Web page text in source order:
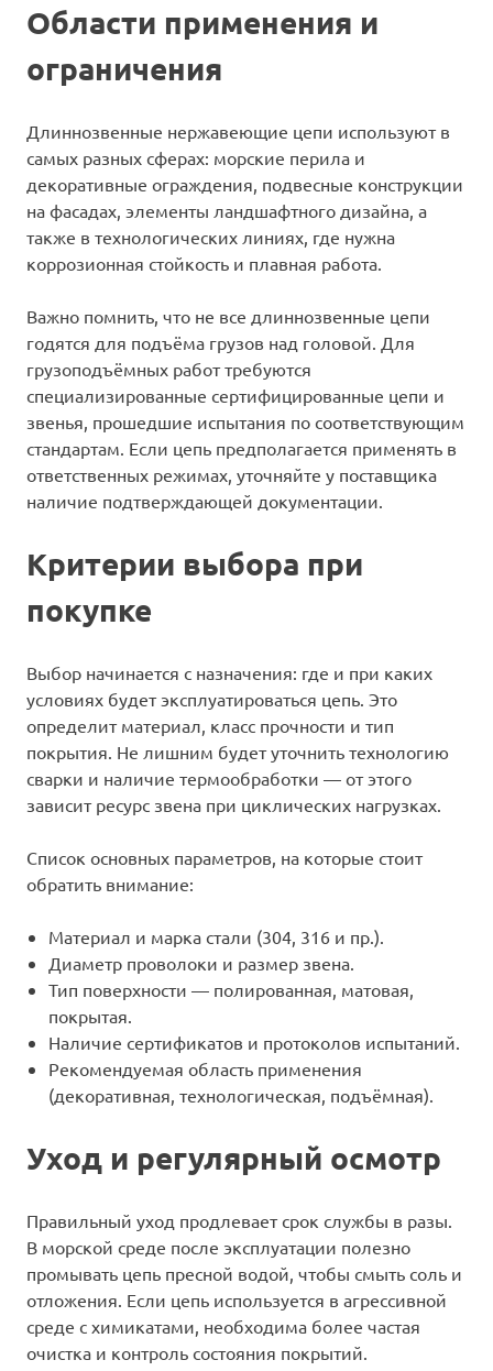
Области применения и
ограничения
Длиннозвенные нержавеющие цепи используют в
самых разных сферах: морские перила и
декоративные ограждения, подвесные конструкции
на фасадах, элементы ландшафтного дизайна, а
также в технологических линиях, где нужна
коррозионная стойкость и плавная работа.
Важно помнить, что не все длиннозвенные цепи
годятся для подъёма грузов над головой. Для
грузоподъёмных работ требуются
специализированные сертифицированные цепи и
звенья, прошедшие испытания по соответствующим
стандартам. Если цепь предполагается применять в
ответственных режимах, уточняйте у поставщика
наличие подтверждающей документации.
Критерии выбора при
покупке
Выбор начинается с назначения: где и при каких
условиях будет эксплуатироваться цепь. Это
определит материал, класс прочности и тип
покрытия. Не лишним будет уточнить технологию
сварки и наличие термообработки — от этого
зависит ресурс звена при циклических нагрузках.
Список основных параметров, на которые стоит
обратить внимание:
Материал и марка стали (304, 316 и пр.).
Диаметр проволоки и размер звена.
Тип поверхности — полированная, матовая,
покрытая.
Наличие сертификатов и протоколов испытаний.
Рекомендуемая область применения
(декоративная, технологическая, подъёмная).
Уход и регулярный осмотр
Правильный уход продлевает срок службы в разы.
В морской среде после эксплуатации полезно
промывать цепь пресной водой, чтобы смыть соль и
отложения. Если цепь используется в агрессивной
среде с химикатами, необходима более частая
очистка и контроль состояния покрытий.